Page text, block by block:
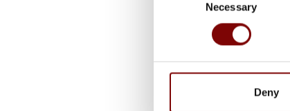
Necessary
Deny